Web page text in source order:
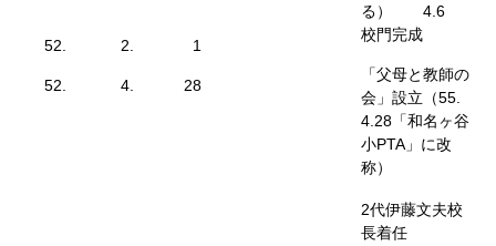
52.
52.
2.
4.
1
28
る） 4.6
校門完成
「父母と教師の
会」設立（55.
4.28「和名ヶ谷
小PTA」に改
称）
2代伊藤文夫校
長着任